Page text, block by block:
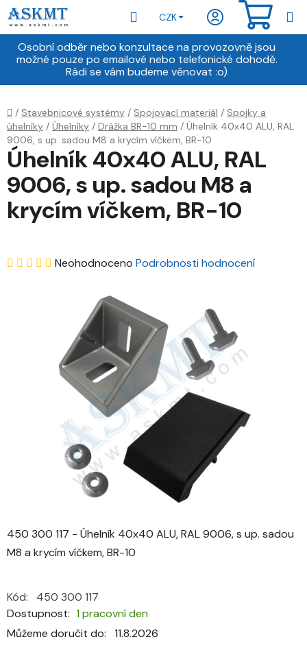
Přejít
na
obsah
Osobní odběr nebo konzultace na provozovně jsou
možné pouze po emailové nebo telefonické dohodě.
Rádi se vám budeme věnovat :o)
Hledat
CZK
Domů
/ Stavebnicové systémy / Spojovací materiál / Spojky a
úhelníky / Úhelníky / Drážka BR-10 mm / Úhelník 40x40 ALU, RAL
9006, s up. sadou M8 a krycím víčkem, BR-10
450 300 117 - Úhelník 40x40 ALU, RAL 9006, s up. sadou
M8 a krycím víčkem, BR-10
Dostupnost
1 pracovní den
Můžeme doručit do:
11.8.2026
Kód: 450 300 117
Úhelník 40x40 ALU, RAL
9006, s up. sadou M8 a
krycím víčkem, BR-10
Průměrné
produktu
5
hvězdiček.
Neohodnoceno Podrobnosti hodnocení